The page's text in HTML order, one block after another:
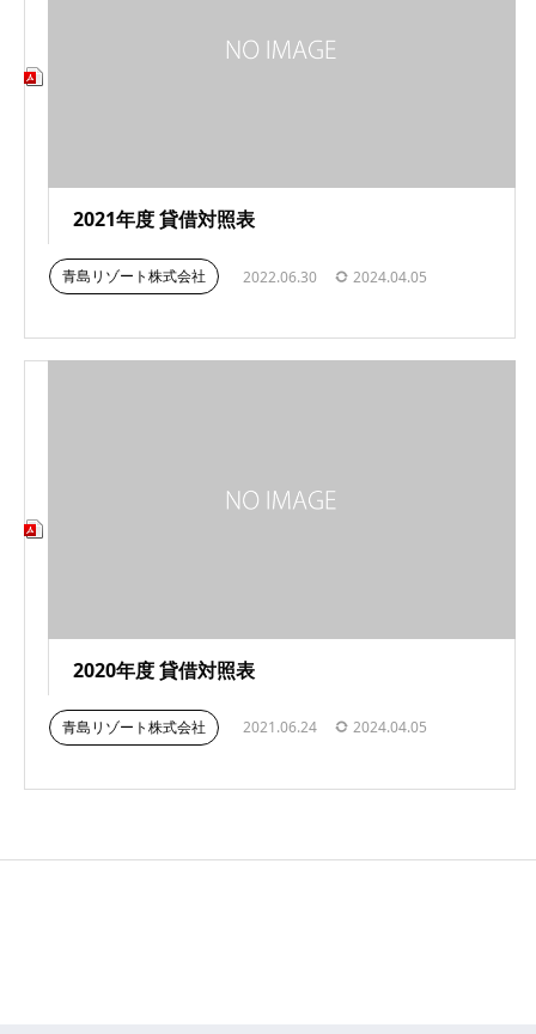
2021年度 貸借対照表
青島リゾート株式会社 2022.06.30 2024.04.05
2020年度 貸借対照表
青島リゾート株式会社 2021.06.24 2024.04.05